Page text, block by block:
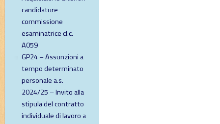
candidature
commissione
esaminatrice cl.c.
A059
GP24 – Assunzioni a
tempo determinato
personale a.s.
2024/25 – Invito alla
stipula del contratto
individuale di lavoro a